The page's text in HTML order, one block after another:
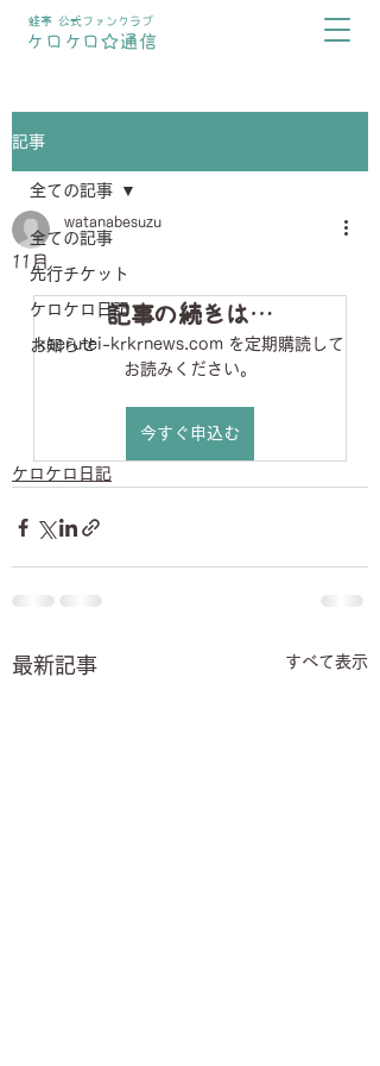
蛙亭 公式ファンクラブ
ケロケロ☆通信
記事
全ての記事
先行チケット
ケロケロ日記
お知らせ
全ての記事
11月
watanabesuzu
記事の続きは…
kaerutei-krkrnews.com を定期購読して
お読みください。
今すぐ申込む
ケロケロ日記
最新記事 すべて表示